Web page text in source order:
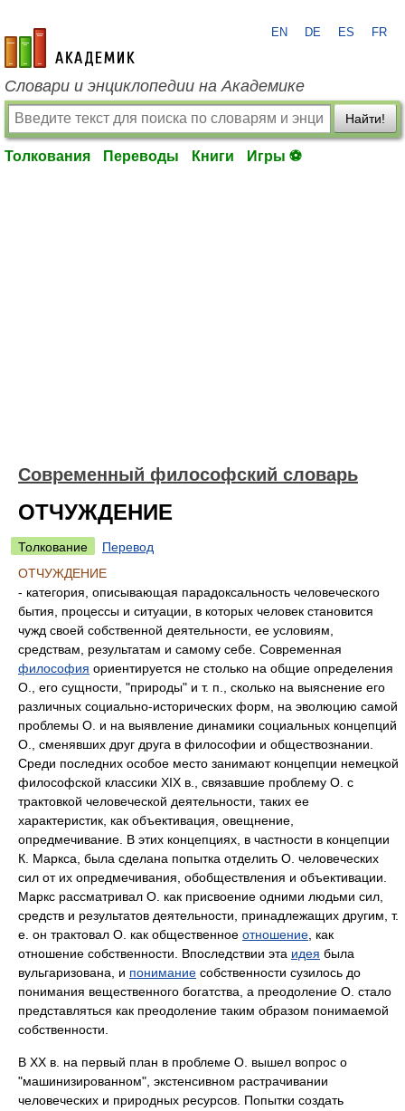
academic.ru
EN DE ES FR
Словари и энциклопедии на Академике
Найти!
Толкования Переводы Книги Игры ⚽
Современный философский словарь
ОТЧУЖДЕНИЕ
Толкование
Перевод
ОТЧУЖДЕНИЕ
- категория, описывающая парадоксальность человеческого
бытия, процессы и ситуации, в которых человек становится
чужд своей собственной деятельности, ее условиям,
средствам, результатам и самому себе. Современная
философия ориентируется не столько на общие определения
О., его сущности, "природы" и т. п., сколько на выяснение его
различных социально-исторических форм, на эволюцию самой
проблемы О. и на выявление динамики социальных концепций
О., сменявших друг друга в философии и обществознании.
Среди последних особое место занимают концепции немецкой
философской классики XIX в., связавшие проблему О. с
трактовкой человеческой деятельности, таких ее
характеристик, как объективация, овещнение,
опредмечивание. В этих концепциях, в частности в концепции
К. Маркса, была сделана попытка отделить О. человеческих
сил от их опредмечивания, обобществления и объективации.
Маркс рассматривал О. как присвоение одними людьми сил,
средств и результатов деятельности, принадлежащих другим, т.
е. он трактовал О. как общественное отношение , как
отношение собственности. Впоследствии эта идея была
вульгаризована, и понимание собственности сузилось до
понимания вещественного богатства, а преодоление О. стало
представляться как преодоление таким образом понимаемой
собственности.
В XX в. на первый план в проблеме О. вышел вопрос о
"машинизированном", экстенсивном растрачивании
человеческих и природных ресурсов. Попытки создать